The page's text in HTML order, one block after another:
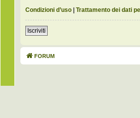
Condizioni d’uso | Trattamento dei dati
Iscriviti
FORUM